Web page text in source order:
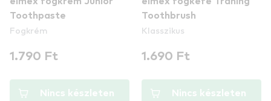
Toothpaste
Fogkrém
1.790 Ft
Nincs készleten
Toothbrush
Klasszikus
1.690 Ft
Nincs készleten